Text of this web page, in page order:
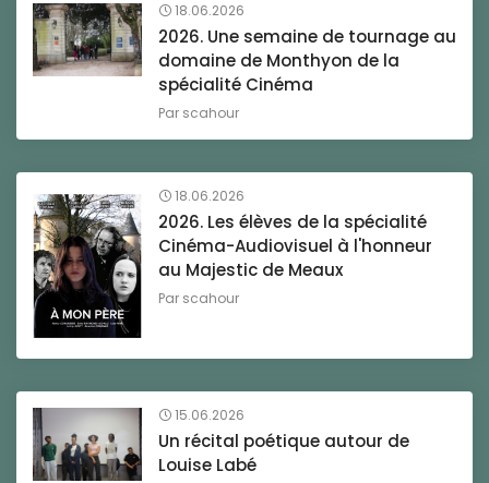
18.06.2026
2026. Une semaine de tournage au
domaine de Monthyon de la
spécialité Cinéma
Par scahour
18.06.2026
2026. Les élèves de la spécialité
Cinéma-Audiovisuel à l'honneur
au Majestic de Meaux
Par scahour
15.06.2026
Un récital poétique autour de
Louise Labé